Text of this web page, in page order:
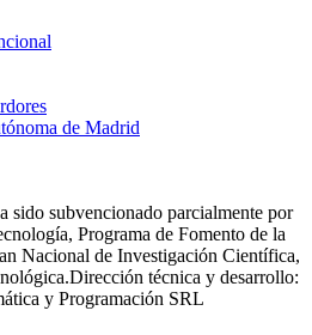
de Madrid
sido subvencionado parcialmente por
Programa de Fomento de la
Nacional de Investigación Científica,
técnica y desarrollo:
y Programación SRL